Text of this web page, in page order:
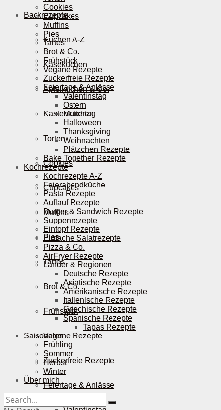
Backrezepte
Kuchen A-Z
Käsekuchen
Apfelkuchen & Co.
Kastenkuchen
Torten
Cookies
Cupcakes
Muffins
Pies
Tartes
Brot & Co.
Frühstück
Vegane Rezepte
Zuckerfreie Rezepte
Feiertage & Anlässe
Cookies
Cupcakes
Muffins
Pies
Tartes
Brot & Co.
Frühstück
Vegane Rezepte
Zuckerfreie Rezepte
Feiertage & Anlässe
Valentinstag
Ostern
Muttertag
Halloween
Thanksgiving
Weihnachten
Plätzchen Rezepte
Bake Together Rezepte
Kochrezepte
Kochrezepte A-Z
Feierabendküche
Pasta Rezepte
Auflauf Rezepte
Burger & Sandwich Rezepte
Suppenrezepte
Eintopf Rezepte
Einfache Salatrezepte
Pizza & Co.
AirFryer Rezepte
Länder & Regionen
Deutsche Rezepte
Asiatische Rezepte
Amerikanische Rezepte
Italienische Rezepte
Griechische Rezepte
Spanische Rezepte
Tapas Rezepte
Saisonales
Frühling
Sommer
Herbst
Winter
Über mich